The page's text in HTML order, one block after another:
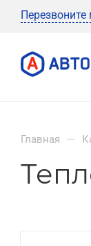
Перезвоните
Главная —